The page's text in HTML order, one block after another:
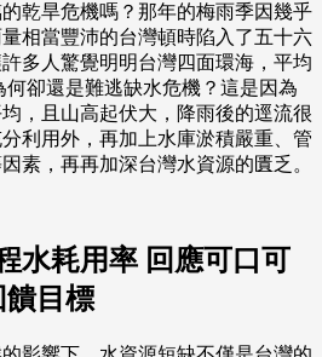
乾旱危機嗎？那年的梅雨季因幾乎
相當豐沛的台灣頓時陷入了五十六
多人驚覺明明台灣四面環海，平均
何卻還是難逃缺水危機？這是因為
，且山高起伏大，降雨後的逕流很
利用外，再加上水庫淤積嚴重、管
素，再再加深台灣水資源的匱乏。
水耗用率 回應可口可
饋目標